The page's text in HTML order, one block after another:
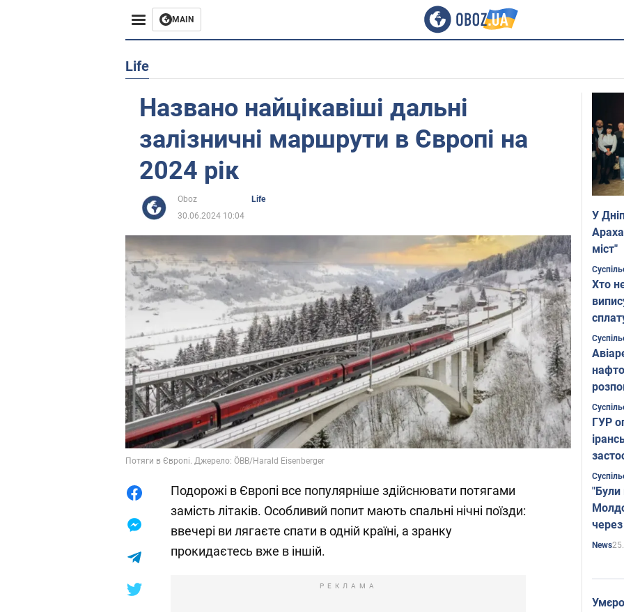
MAIN
Європа
Африка
Життя
Life
Названо найцікавіші дальні
залізничні маршрути в Європі на
2024 рік
Oboz
Life
30.06.2024 10:04
Потяги в Європі. Джерело: ÖBB/Harald Eisenberger
Подорожі в Європі все популярніше здійснювати потягами
замість літаків. Особливий попит мають спальні нічні поїзди:
ввечері ви лягаєте спати в одній країні, а зранку
прокидаєтесь вже в іншій.
РЕКЛАМА
У
міст"
Хто
ГУР
"Були
News